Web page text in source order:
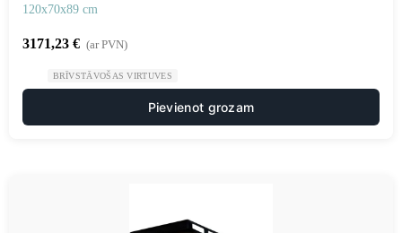
120x70x89 cm
3171,23 € (ar PVN)
BRĪVSTĀVOŠAS VIRTUVES
Pievienot grozam